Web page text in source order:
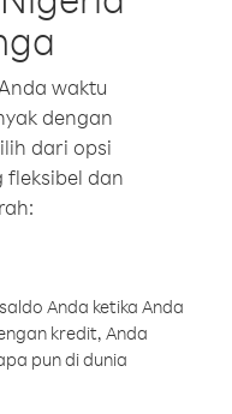
waktu
dengan
dari opsi
fleksibel dan
Anda ketika Anda
kredit, Anda
pun di dunia